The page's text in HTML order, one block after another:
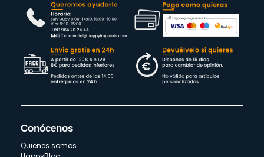
Conócenos
Quienes somos